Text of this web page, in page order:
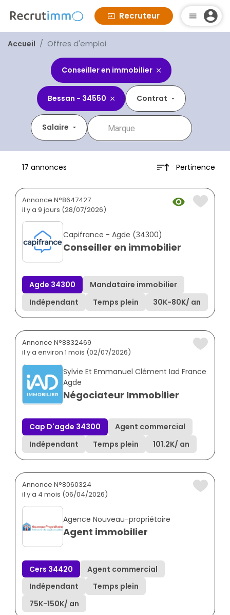
Recruteur
Accueil Offres d'emploi
Conseiller en immobilier
Bessan - 34550 Contrat
Salaire
17 annonces Pertinence
Annonce N°8647427
il y a 9 jours (28/07/2026)
Capifrance - Agde (34300)
Conseiller en immobilier
Agde 34300
Mandataire immobilier
Indépendant
Temps plein 30K-80K/ an
Annonce N°8832469
il y a environ 1 mois (02/07/2026)
Sylvie Et Emmanuel Clément Iad France
Agde
Négociateur Immobilier
Cap D'agde 34300
Agent commercial
Indépendant
Temps plein 101.2K/ an
Annonce N°8060324
il y a 4 mois (06/04/2026)
Agence Nouveau-propriétaire
Agent immobilier
Cers 34420
Agent commercial
Indépendant
Temps plein
75K-150K/ an